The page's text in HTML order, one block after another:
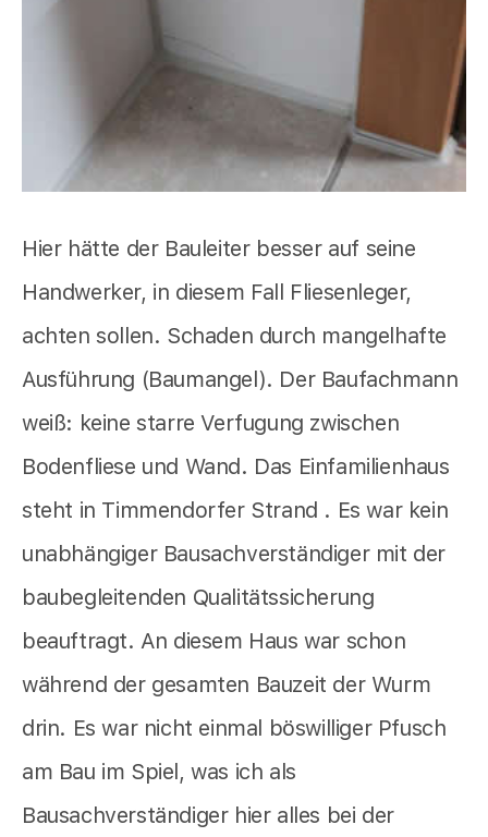
Hier hätte der Bauleiter besser auf seine
Handwerker, in diesem Fall Fliesenleger,
achten sollen. Schaden durch mangelhafte
Ausführung (Baumangel). Der Baufachmann
weiß: keine starre Verfugung zwischen
Bodenfliese und Wand. Das Einfamilienhaus
steht in Timmendorfer Strand . Es war kein
unabhängiger Bausachverständiger mit der
baubegleitenden Qualitätssicherung
beauftragt. An diesem Haus war schon
während der gesamten Bauzeit der Wurm
drin. Es war nicht einmal böswilliger Pfusch
am Bau im Spiel, was ich als
Bausachverständiger hier alles bei der